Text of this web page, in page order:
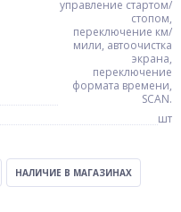
управление стартом/
стопом,
переключение км/
мили, автоочистка
экрана,
переключение
формата времени,
SCAN.
шт
НАЛИЧИЕ В МАГАЗИНАХ